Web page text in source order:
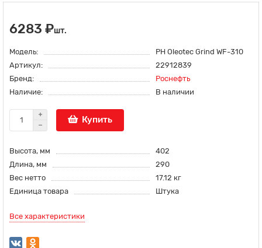
6283 ₽шт.
Модель:
РН Oleotec Grind WF-310
Артикул:
22912839
Бренд:
Роснефть
Наличие:
В наличии
Купить
Высота, мм
402
Длина, мм
290
Вес нетто
17.12 кг
Единица товара
Штука
Все характеристики